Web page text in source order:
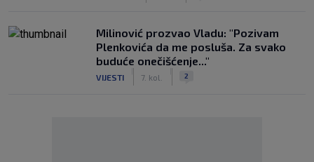
Milinović prozvao Vladu: "Pozivam
Plenkovića da me posluša. Za svako
buduće onečišćenje..."
VIJESTI 7. kol. 2